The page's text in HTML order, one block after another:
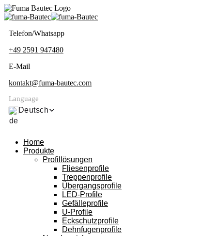
Telefon/Whatsapp
+49 2591 947480
E-Mail
kontakt@fuma-bautec.com
Language
Deutsch
Home
Produkte
Profillösungen
Fliesenprofile
Treppenprofile
Übergangsprofile
LED-Profile
Gefälleprofile
U-Profile
Eckschutzprofile
Dehnfugenprofile